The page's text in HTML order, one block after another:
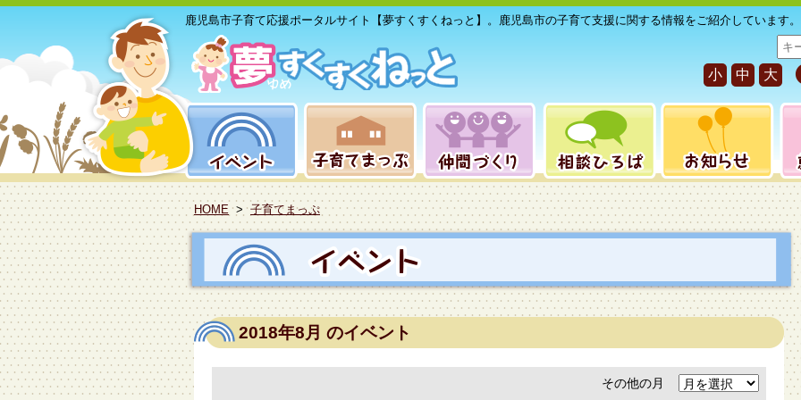
鹿児島市子育て応援ポータルサイト【夢すくすくねっと】。鹿児島市の子育て支援に関する情報をご紹介しています。
サ
イ
ト
内
小 中 大
HOME > 子育てまっぷ
2018年8月 のイベント
その他の月